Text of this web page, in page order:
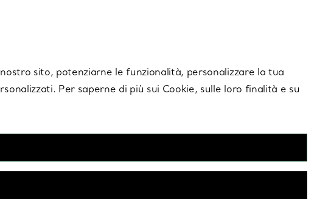
sito, potenziarne le funzionalità, personalizzare la tua
Per saperne di più sui Cookie, sulle loro finalità e su